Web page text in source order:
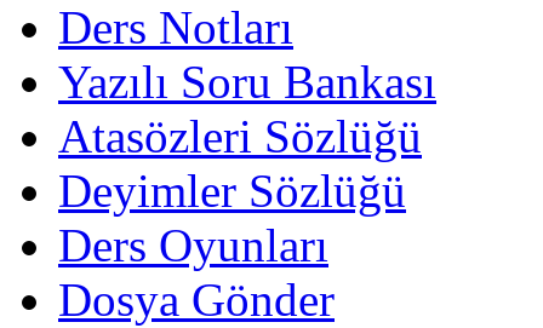
Ders Notları
Yazılı Soru Bankası
Atasözleri Sözlüğü
Deyimler Sözlüğü
Ders Oyunları
Dosya Gönder